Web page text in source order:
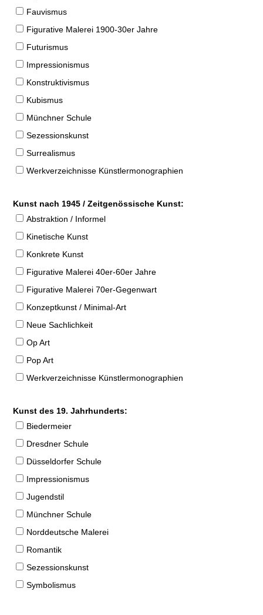
Fauvismus
Figurative Malerei 1900-30er Jahre
Futurismus
Impressionismus
Konstruktivismus
Kubismus
Münchner Schule
Sezessionskunst
Surrealismus
Werkverzeichnisse Künstlermonographien
Kunst nach 1945 / Zeitgenössische Kunst:
Abstraktion / Informel
Kinetische Kunst
Konkrete Kunst
Figurative Malerei 40er-60er Jahre
Figurative Malerei 70er-Gegenwart
Konzeptkunst / Minimal-Art
Neue Sachlichkeit
Op Art
Pop Art
Werkverzeichnisse Künstlermonographien
Kunst des 19. Jahrhunderts:
Biedermeier
Dresdner Schule
Düsseldorfer Schule
Impressionismus
Jugendstil
Münchner Schule
Norddeutsche Malerei
Romantik
Sezessionskunst
Symbolismus